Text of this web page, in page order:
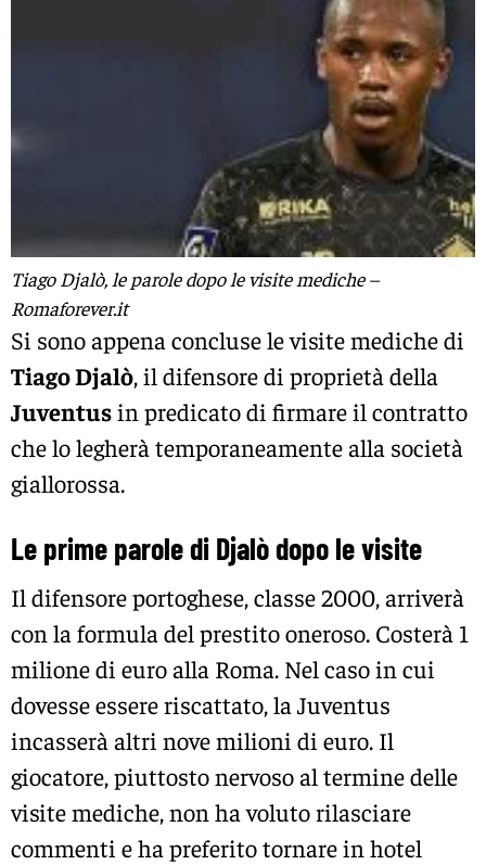
Tiago Djalò, le parole dopo le visite mediche –
Romaforever.it
Si sono appena concluse le visite mediche di
Tiago Djalò, il difensore di proprietà della
Juventusin predicato di firmare il contratto
che lo legherà temporaneamente alla società
giallorossa.
Le prime parole di Djalò dopo le visite
Il difensore portoghese, classe 2000, arriverà
con la formula del prestito oneroso. Costerà 1
milione di euro alla Roma. Nel caso in cui
dovesse essere riscattato, la Juventus
incasserà altri nove milioni di euro. Il
giocatore, piuttosto nervoso al termine delle
visite mediche, non ha voluto rilasciare
commenti e ha preferito tornare in hotel